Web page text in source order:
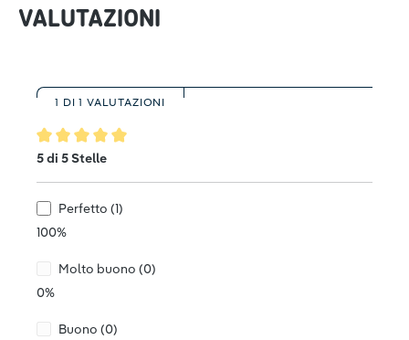
VALUTAZIONI
1 DI 1 VALUTAZIONI
Valutazione media di 5 su 5 stelle
5 di 5 Stelle
Perfetto (1)
100%
Molto buono (0)
0%
Buono (0)